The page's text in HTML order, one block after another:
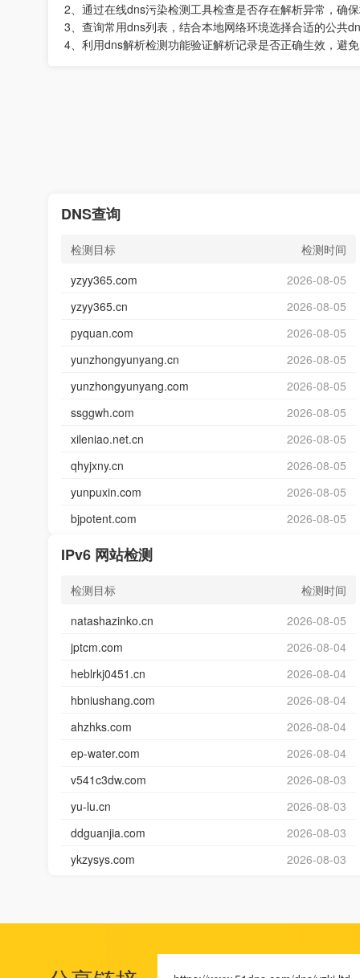
2、通过在线dns污染检测工具检查是否存在解析异常，确
3、查询常用dns列表，结合本地网络环境选择合适的公共
4、利用dns解析检测功能验证解析记录是否正确生效，避
DNS查询
检测目标
检测时间
yzyy365.com
2026-08-05
yzyy365.cn
2026-08-05
pyquan.com
2026-08-05
yunzhongyunyang.cn
2026-08-05
yunzhongyunyang.com
2026-08-05
ssggwh.com
2026-08-05
xileniao.net.cn
2026-08-05
qhyjxny.cn
2026-08-05
yunpuxin.com
2026-08-05
bjpotent.com
2026-08-05
IPv6 网站检测
检测目标
检测时间
natashazinko.cn
2026-08-05
jptcm.com
2026-08-04
heblrkj0451.cn
2026-08-04
hbniushang.com
2026-08-04
ahzhks.com
2026-08-04
ep-water.com
2026-08-04
v541c3dw.com
2026-08-03
yu-lu.cn
2026-08-03
ddguanjia.com
2026-08-03
ykzysys.com
2026-08-03